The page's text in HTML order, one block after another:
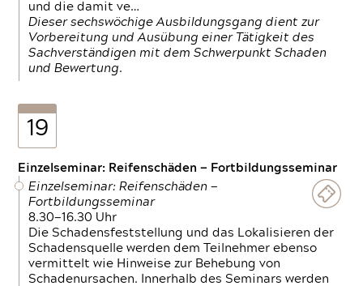
und die damit ve…
Dieser sechswöchige Ausbildungsgang dient zur
Vorbereitung und Ausübung einer Tätigkeit des
Sachverständigen mit dem Schwerpunkt Schaden
und Bewertung.
19
Einzelseminar: Reifenschäden — Fortbildungsseminar
Einzelseminar: Reifenschäden —
Fortbildungsseminar
8.30—16.30 Uhr
Die Schadensfeststellung und das Lokalisieren der
Schadensquelle werden dem Teilnehmer ebenso
vermittelt wie Hinweise zur Behebung von
Schadenursachen. Innerhalb des Seminars werden